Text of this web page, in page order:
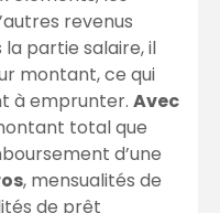
revenus
partie salaire, il
montant, ce qui
à emprunter. Avec
total que
d’une
, mensualités de
de prêt